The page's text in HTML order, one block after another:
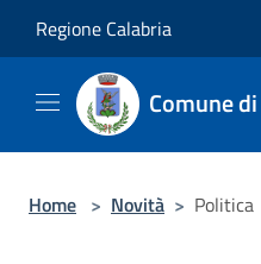
Regione Calabria
Comune
Home > Novità > Politica